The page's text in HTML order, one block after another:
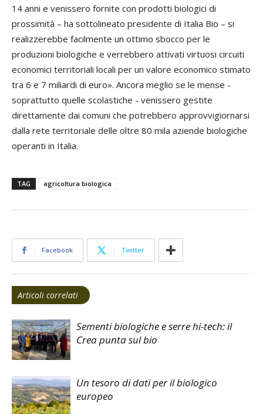
14 anni e venissero fornite con prodotti biologici di
prossimità – ha sottolineato presidente di Italia Bio – si
realizzerebbe facilmente un ottimo sbocco per le
produzioni biologiche e verrebbero attivati virtuosi circuiti
economici territoriali locali per un valore economico stimato
tra 6 e 7 miliardi di euro». Ancora meglio se le mense -
soprattutto quelle scolastiche - venissero gestite
direttamente dai comuni che potrebbero approvvigiornarsi
dalla rete territoriale delle oltre 80 mila aziende biologiche
operanti in Italia.
TAG agricoltura biologica
Facebook Twitter
Articoli correlati
Sementi biologiche e serre hi-tech: il
Crea punta sul bio
Un tesoro di dati per il biologico
europeo